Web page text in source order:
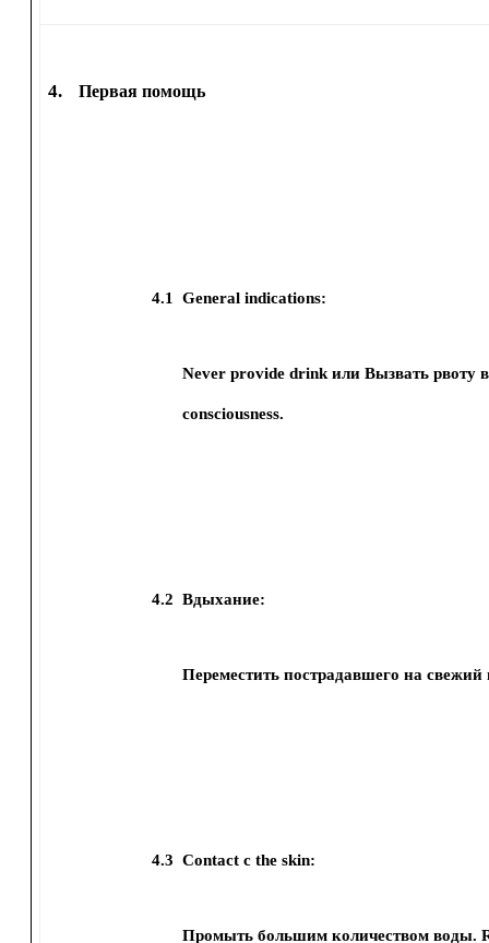
4. Первая помощь
4.1 General indications:
Never provide drink или Вызвать рвоту
consciousness.
4.2 Вдыхание:
Переместить пострадавшего на свежий
4.3 Contact с the skin:
Промыть большим количеством воды.